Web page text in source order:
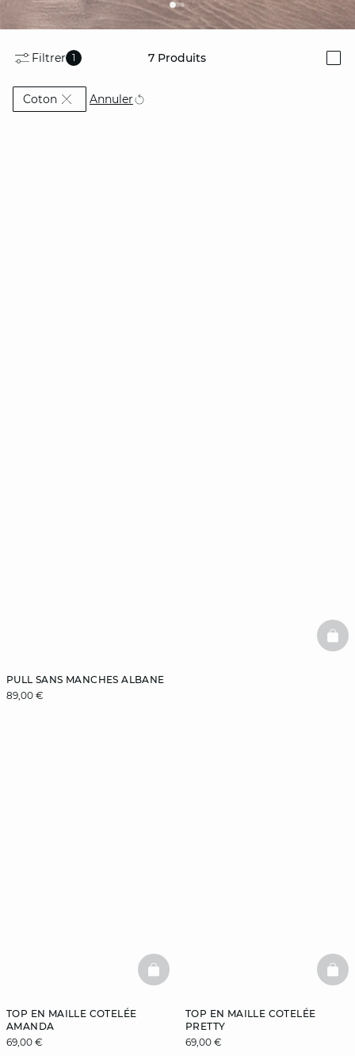
Filtrer 1 7 Produits
CotonActuellement affiné par Matière: Coton
Annuler
PULL SANS MANCHES ALBANE
89,00 €
TOP EN MAILLE COTELÉE
AMANDA
69,00 €
BASKETFULL
TOP EN MAILLE COTELÉE
PRETTY
69,00 €